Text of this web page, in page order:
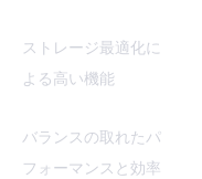
ストレージ最適化に
よる高い機能
バランスの取れたパ
フォーマンスと効率